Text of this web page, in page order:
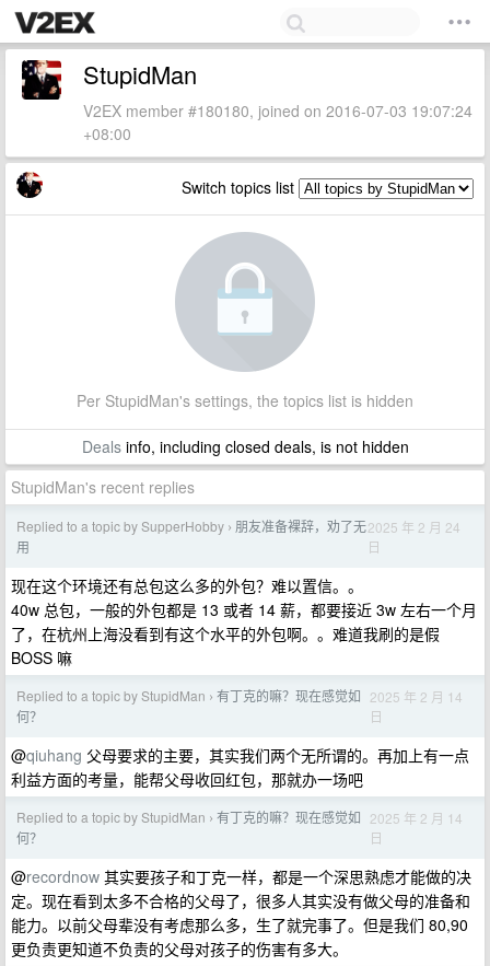
StupidMan
V2EX member #180180, joined on 2016-07-03 19:07:24
+08:00
Switch topics list
Per StupidMan's settings, the topics list is hidden
Dealsinfo, including closed deals, is not hidden
StupidMan's recent replies
Replied to a topic by SupperHobby › 朋友准备裸辞，劝了无
用
2025 年 2 月 24
日
现在这个环境还有总包这么多的外包？难以置信。。
40w 总包，一般的外包都是 13 或者 14 薪，都要接近 3w 左右一个月
了，在杭州上海没看到有这个水平的外包啊。。难道我刷的是假
BOSS 嘛
Replied to a topic by StupidMan › 有丁克的嘛？现在感觉如
何？
2025 年 2 月 14
日
@qiuhang 父母要求的主要，其实我们两个无所谓的。再加上有一点
利益方面的考量，能帮父母收回红包，那就办一场吧
Replied to a topic by StupidMan › 有丁克的嘛？现在感觉如
何？
2025 年 2 月 14
日
@recordnow 其实要孩子和丁克一样，都是一个深思熟虑才能做的决
定。现在看到太多不合格的父母了，很多人其实没有做父母的准备和
能力。以前父母辈没有考虑那么多，生了就完事了。但是我们 80,90
更负责更知道不负责的父母对孩子的伤害有多大。